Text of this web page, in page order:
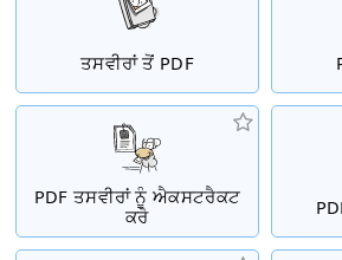
ਤਸਵੀਰਾਂ ਤੋਂ PDF
PDF ਤਸਵੀਰਾਂ ਨੂੰ ਐਕਸਟਰੈਕਟ
ਕਰੋ